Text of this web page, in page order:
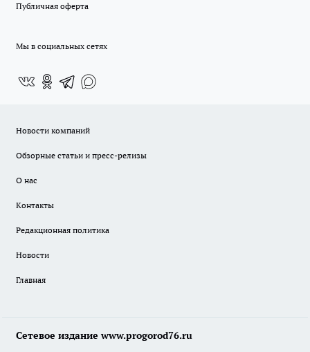
Публичная оферта
Мы в социальных сетях
Новости компаний
Обзорные статьи и пресс-релизы
О нас
Контакты
Редакционная политика
Новости
Главная
Сетевое издание www.progorod76.ru